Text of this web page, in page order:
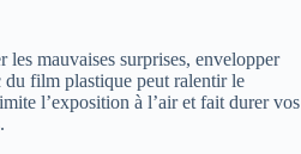
mauvaises surprises, envelopper
du film plastique peut ralentir le
l’exposition à l’air et fait durer vos